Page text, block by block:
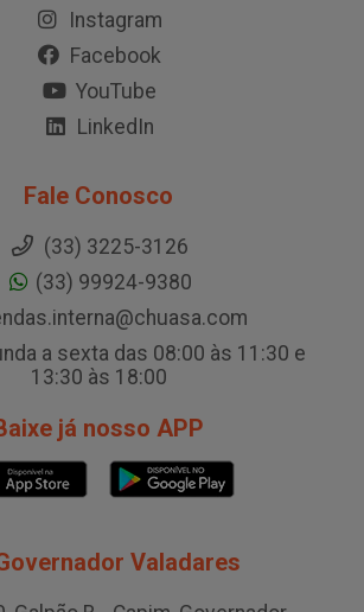
Instagram
Facebook
YouTube
LinkedIn
Fale Conosco
(33) 3225-3126
(33) 99924-9380
a sexta das 08:00 às 11:30 e
13:30 às 18:00
já nosso APP
Valadares